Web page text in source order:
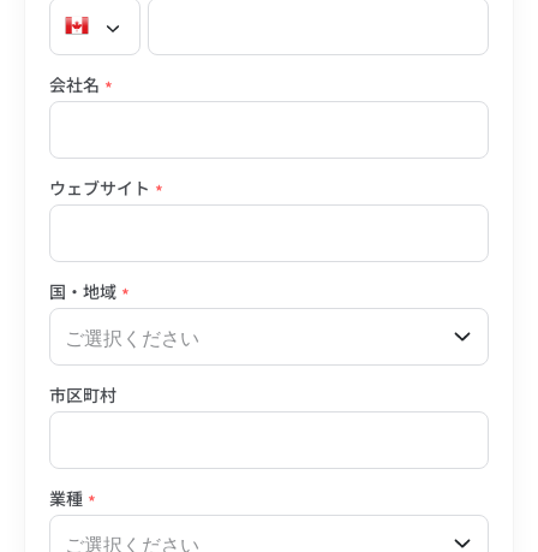
会社名 *
ウェブサイト *
国・地域 *
ご選択ください
市区町村
業種 *
ご選択ください